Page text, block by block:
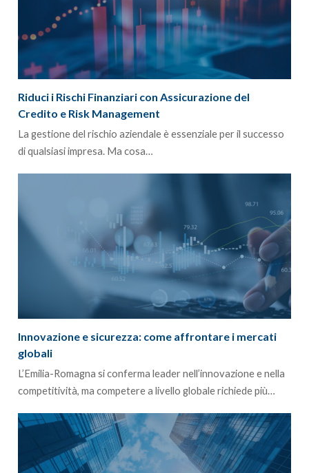
Riduci i Rischi Finanziari con Assicurazione del
Credito e Risk Management
La gestione del rischio aziendale è essenziale per il successo
di qualsiasi impresa. Ma cosa…
Innovazione e sicurezza: come affrontare i mercati
globali
L’Emilia-Romagna si conferma leader nell’innovazione e nella
competitività, ma competere a livello globale richiede più…